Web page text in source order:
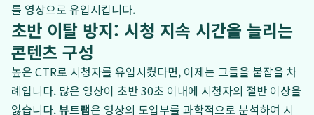
를 영상으로 유입시킵니다.
초반 이탈 방지: 시청 지속 시간을 늘리는
콘텐츠 구성
높은 CTR로 시청자를 유입시켰다면, 이제는 그들을 붙잡을 차
례입니다. 많은 영상이 초반 30초 이내에 시청자의 절반 이상을
잃습니다.뷰트랩은 영상의 도입부를 과학적으로 분석하여 시